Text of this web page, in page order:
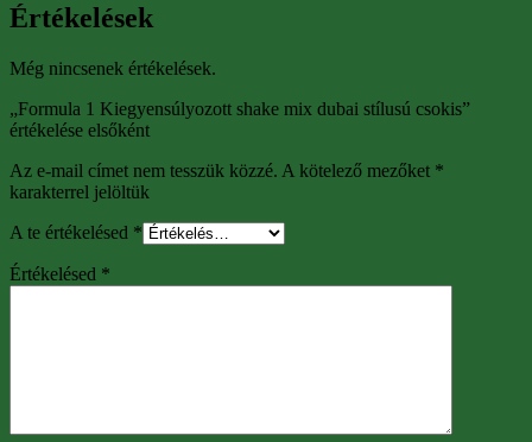
Értékelések
Még nincsenek értékelések.
„Formula 1 Kiegyensúlyozott shake mix dubai stílusú csokis”
értékelése elsőként
Az e-mail címet nem tesszük közzé. A kötelező mezőket *
karakterrel jelöltük
A te értékelésed *
Értékelésed *